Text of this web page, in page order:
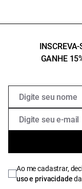
GANHE
Ao me cadastrar,
uso e privacidade